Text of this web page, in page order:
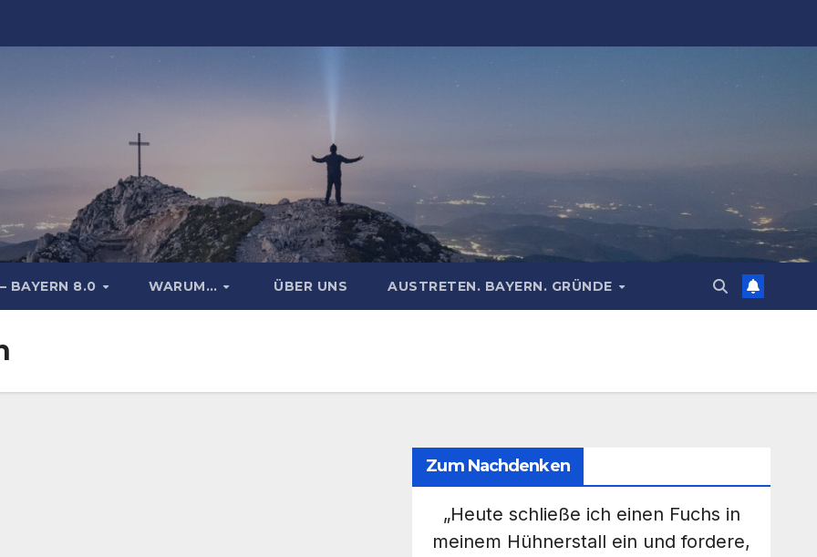
BAYERN 8.0 WARUM… ÜBER UNS AUSTRETEN. BAYERN. GRÜNDE
Zum Nachdenken
„Heute schließe ich einen Fuchs in
meinem Hühnerstall ein und fordere,